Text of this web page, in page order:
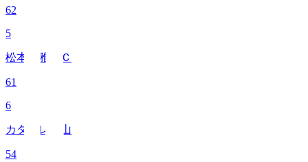
62
5
松本山雅ＦＣ
61
6
カターレ富山
54